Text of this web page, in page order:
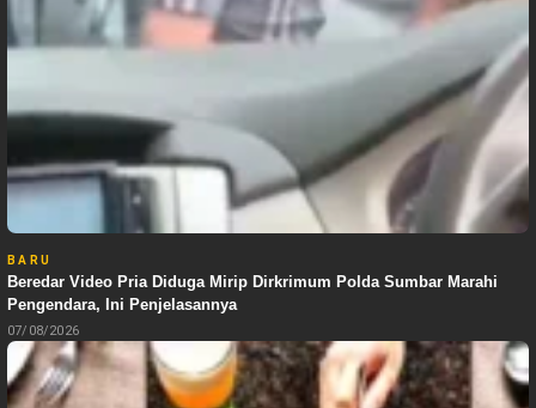
BARU
Beredar Video Pria Diduga Mirip Dirkrimum Polda Sumbar Marahi
Pengendara, Ini Penjelasannya
07/08/2026